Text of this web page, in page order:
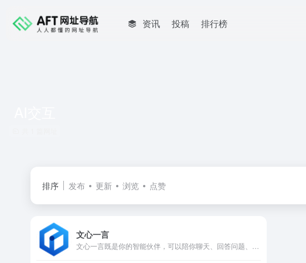
资讯 投稿 排行榜
排序 发布 更新 浏览 点赞
文心一言